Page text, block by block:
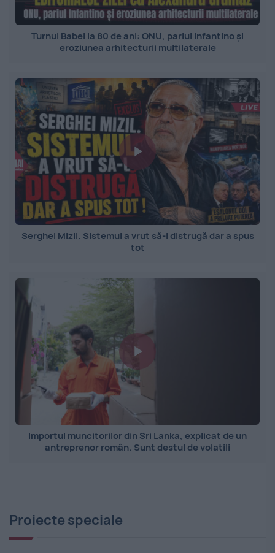
Turnul Babel la 80 de ani: ONU, pariul Infantino și
eroziunea arhitecturii multilaterale
Serghei Mizil. Sistemul a vrut să-l distrugă dar a spus
tot
Importul muncitorilor din Sri Lanka, explicat de un
antreprenor român. Sunt destul de volatili
Proiecte speciale